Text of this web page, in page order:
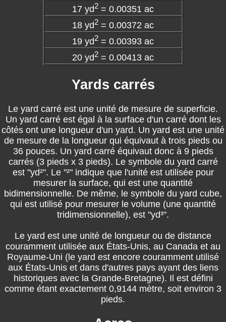
17 yd2 = 0.00351 ac
18 yd2 = 0.00372 ac
19 yd2 = 0.00393 ac
20 yd2 = 0.00413 ac
Yards carrés
Le yard carré est une unité de mesure de superficie.
Un yard carré est égal à la surface d'un carré dont les
côtés ont une longueur d'un yard. Un yard est une unité
de mesure de la longueur qui équivaut à trois pieds ou
36 pouces. Un yard carré équivaut donc à 9 pieds
carrés (3 pieds x 3 pieds). Le symbole du yard carré
est "yd²". Le "²" indique que l'unité est utilisée pour
mesurer la surface, qui est une quantité
bidimensionnelle. De même, le symbole du yard cube,
qui est utilisé pour mesurer le volume (une quantité
tridimensionnelle), est "yd³".
Le yard est une unité de longueur ou de distance
couramment utilisée aux États-Unis, au Canada et au
Royaume-Uni (le yard est encore couramment utilisé
aux États-Unis et dans d'autres pays ayant des liens
historiques avec la Grande-Bretagne). Il est défini
comme étant exactement 0,9144 mètre, soit environ 3
pieds.